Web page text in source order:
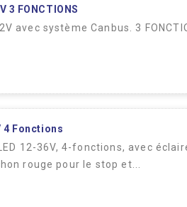
3 FONCTIONS
avec système Canbus. 3
4 Fonctions
12-36V, 4-fonctions, avec
rouge pour le stop et...